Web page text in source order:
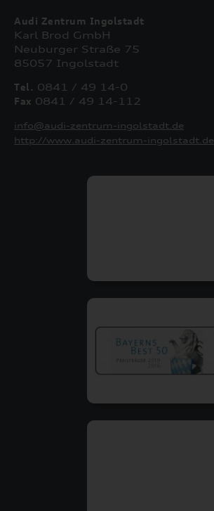
Audi Zentrum Ingolstadt
Karl Brod GmbH
Neuburger Straße 75
85057 Ingolstadt
Tel. 0841 / 49 14-0
Fax 0841 / 49 14-112
info@audi-zentrum-ingolstadt.de
http://www.audi-zentrum-ingolstadt.de